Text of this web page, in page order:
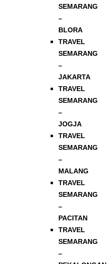
SEMARANG
–
BLORA
TRAVEL
SEMARANG
–
JAKARTA
TRAVEL
SEMARANG
–
JOGJA
TRAVEL
SEMARANG
–
MALANG
TRAVEL
SEMARANG
–
PACITAN
TRAVEL
SEMARANG
–